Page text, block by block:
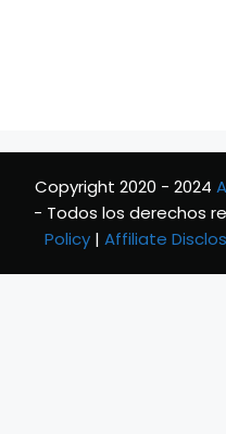
Copyright 2020 - 2024
- Todos los derechos
Policy | Affiliate